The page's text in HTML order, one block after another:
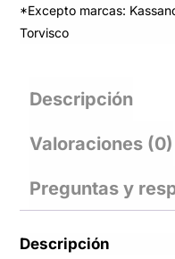
*Excepto marcas:
Torvisco
Descripción
Valoraciones (0)
Preguntas y
Descripción